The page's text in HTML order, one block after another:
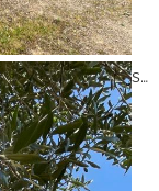
complète
: maison
séminaires…
des
et préservé.
de la